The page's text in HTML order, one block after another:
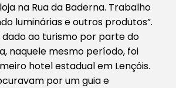
na Rua da Baderna. Trabalho
luminárias e outros produtos”.
ao turismo por parte do
naquele mesmo período, foi
hotel estadual em Lençóis.
por um guia e